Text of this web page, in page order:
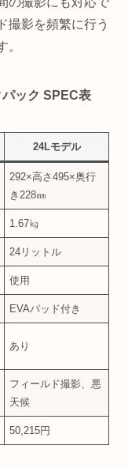
撮影を頻繁に行う
。
ック SPEC表
24Lモデル
292×高さ495×奥行
き228㎜
1.67㎏
24リットル
使用
EVAパッド付き
あり
フィールド撮影、悪
天候
50,215円